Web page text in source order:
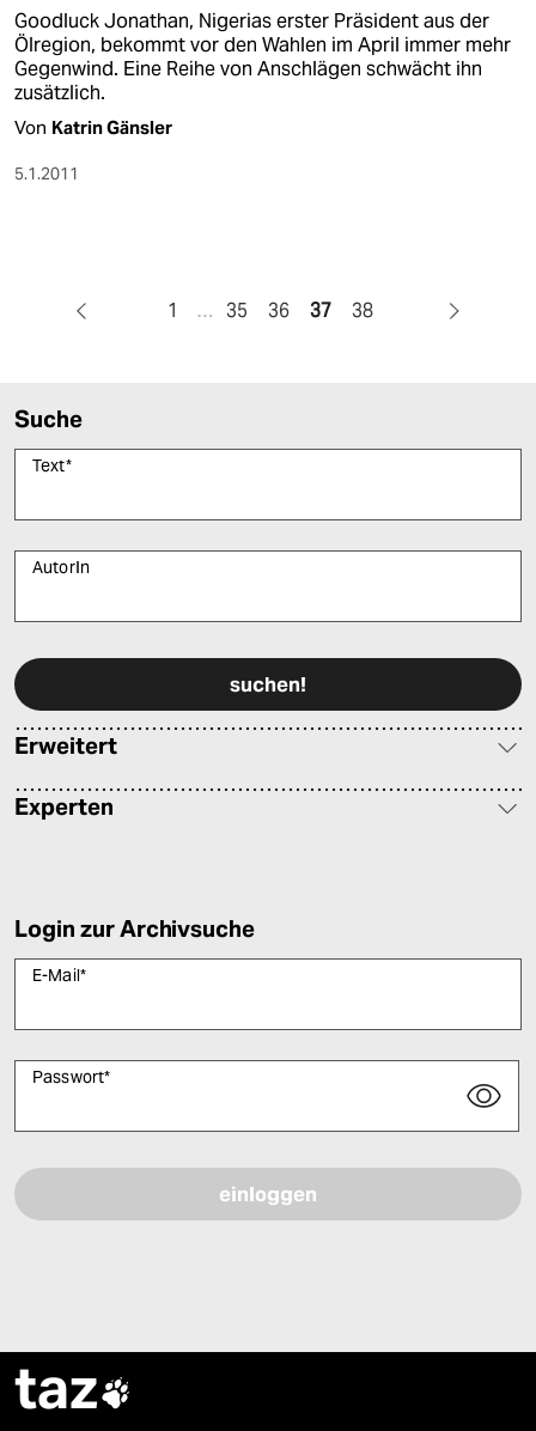
Goodluck Jonathan, Nigerias erster Präsident aus der
Ölregion, bekommt vor den Wahlen im April immer mehr
Gegenwind. Eine Reihe von Anschlägen schwächt ihn
zusätzlich.
Von Katrin Gänsler
5.1.2011
1 … 35 36 37 38
Suche
Text*
AutorIn
Erweitert
Experten
Login zur Archivsuche
E-Mail*
Passwort*
taz